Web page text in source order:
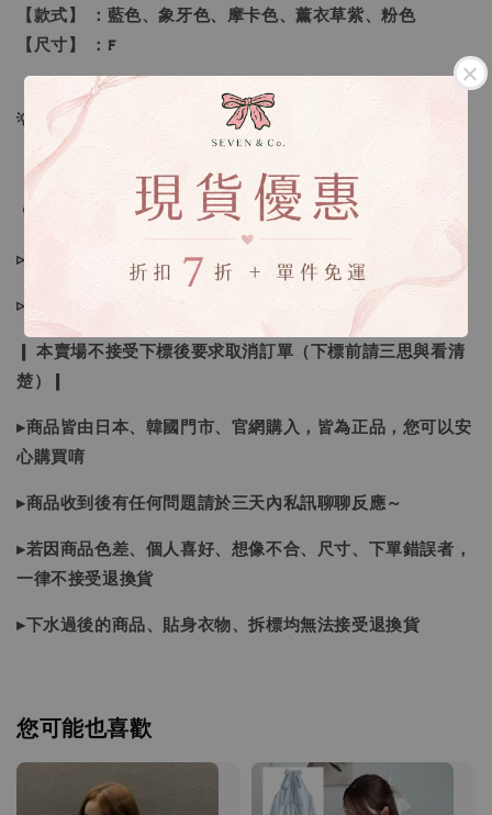
【款式】 ：藍色、象牙色、摩卡色、薰衣草紫、粉色
【尺寸】 ：F
💡訂單依照下單順序為主唷！
🔍IG搜尋：Sevenjewelry.co
▹現貨商品１～３日內寄出
▹預購商品７～２１日（不含假日）寄出，如遇缺貨請見諒！
❙ 本賣場不接受下標後要求取消訂單（下標前請三思與看清
楚）❙
▸商品皆由日本、韓國門市、官網購入，皆為正品，您可以安
心購買唷
▸商品收到後有任何問題請於三天內私訊聊聊反應～
▸若因商品色差、個人喜好、想像不合、尺寸、下單錯誤者，
一律不接受退換貨
▸下水過後的商品、貼身衣物、拆標均無法接受退換貨
您可能也喜歡